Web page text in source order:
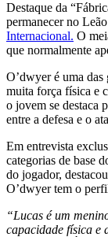
Destaque da
permanecer no
Internacional. O
que normalmente
O’dwyer é uma das
muita força física e
o jovem se destaca
entre a defesa e o
Em entrevista
categorias de base
do jogador,
O’dwyer tem o
“Lucas é um
capacidade física e